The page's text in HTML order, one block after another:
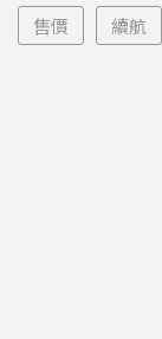
售價 續航